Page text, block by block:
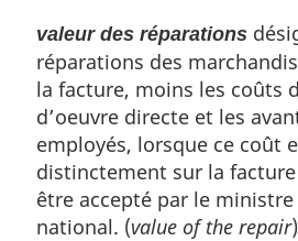
valeur des réparations
réparations des
la facture, moins les coûts
d’oeuvre directe et les
employés, lorsque ce coût
distinctement sur la
être accepté par le ministre
national. (value of the repair)